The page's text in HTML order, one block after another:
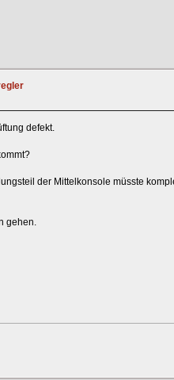
defekt.
der Mittelkonsole müsste
gehen.